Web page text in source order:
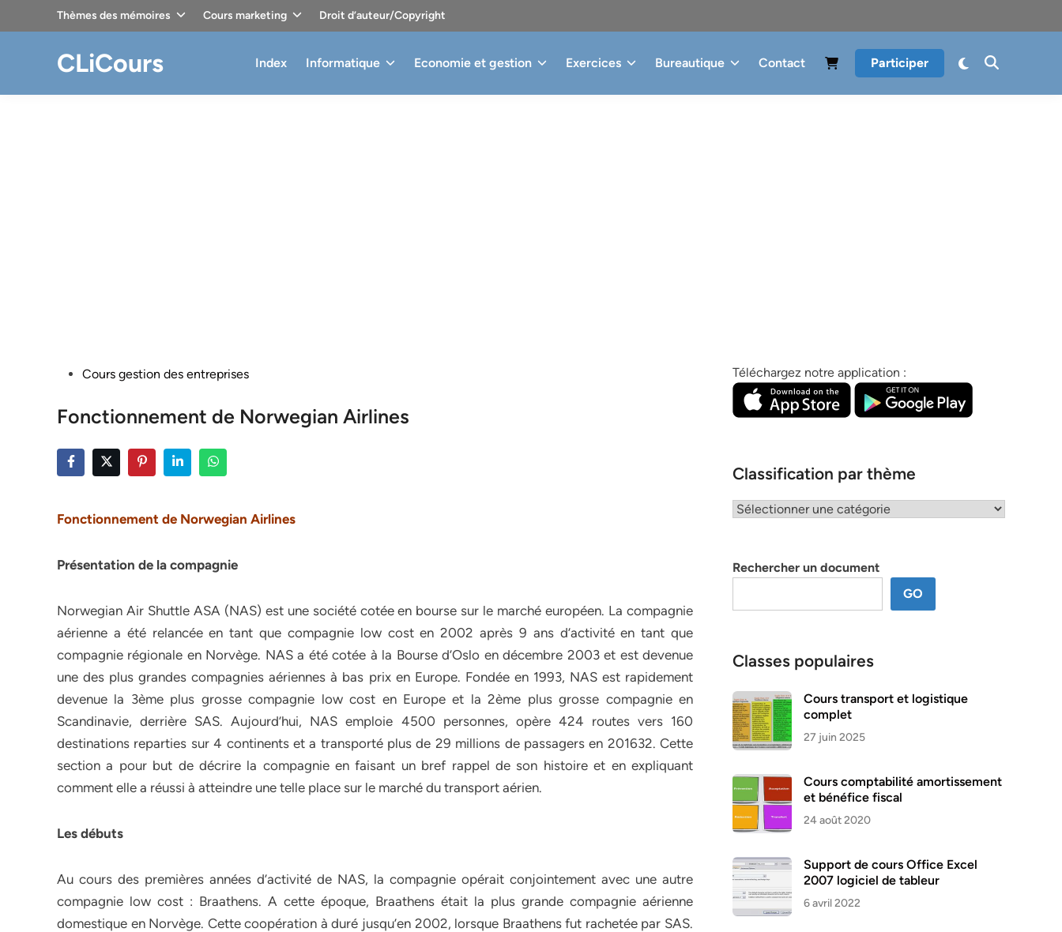
Thèmes des mémoires Cours marketing Droit d’auteur/Copyright
CLiCours Index Informatique Economie et gestion Exercices Bureautique Contact Participer
PostedCours gestion des entreprises
Fonctionnement de Norwegian Airlines
Fonctionnement de Norwegian Airlines
Présentation de la compagnie
Norwegian Air Shuttle ASA (NAS) est une société cotée en bourse sur le marché européen. La compagnie
aérienne a été relancée en tant que compagnie low cost en 2002 après 9 ans d’activité en tant que
compagnie régionale en Norvège. NAS a été cotée à la Bourse d’Oslo en décembre 2003 et est devenue
une des plus grandes compagnies aériennes à bas prix en Europe. Fondée en 1993, NAS est rapidement
devenue la 3ème plus grosse compagnie low cost en Europe et la 2ème plus grosse compagnie en
Scandinavie, derrière SAS. Aujourd’hui, NAS emploie 4500 personnes, opère 424 routes vers 160
destinations reparties sur 4 continents et a transporté plus de 29 millions de passagers en 201632. Cette
section a pour but de décrire la compagnie en faisant un bref rappel de son histoire et en expliquant
comment elle a réussi à atteindre une telle place sur le marché du transport aérien.
Les débuts
Au cours des premières années d’activité de NAS, la compagnie opérait conjointement avec une autre
compagnie low cost : Braathens. A cette époque, Braathens était la plus grande compagnie aérienne
domestique en Norvège. Cette coopération à duré jusqu’en 2002, lorsque Braathens fut rachetée par SAS.
Téléchargez notre application :
Classification par thème
Classification
Rechercher un document
GO
Classes populaires
Cours transport et logistique
complet
27 juin 2025
Cours comptabilité amortissement
et bénéfice fiscal
24 août 2020
Support de cours Office Excel
2007 logiciel de tableur
6 avril 2022